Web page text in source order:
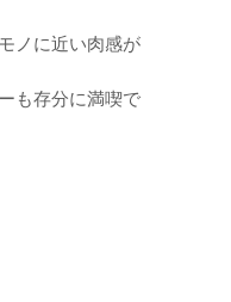
ノに近い肉感が
も存分に満喫で